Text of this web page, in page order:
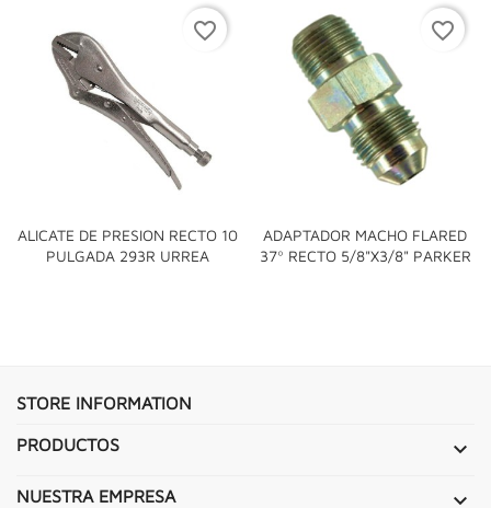
ALICATE DE PRESION RECTO 10
PULGADA 293R URREA
favorite_border
ADAPTADOR MACHO FLARED
37º RECTO 5/8"x3/8" PARKER
favorite_border
STORE INFORMATION
PRODUCTOS 
NUESTRA EMPRESA 